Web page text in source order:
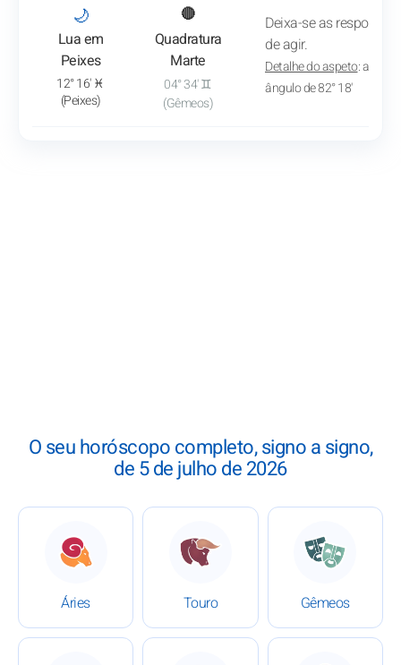
🌙
Lua em
Peixes
: Ver a análise do trânsito
12° 16' ♓
(Peixes)
🔴
Quadratura
Marte
04° 34' ♊
(Gêmeos)
Deixa-se as respostas
de agir.
Detalhe do aspeto:
ângulo de 82° 18'
O seu horóscopo completo, signo a signo,
de 5 de julho de 2026
Áries
: Horóscopo de 5 de julho de 2026
Touro
: Horóscopo de 5 de julho
Gêmeos
: